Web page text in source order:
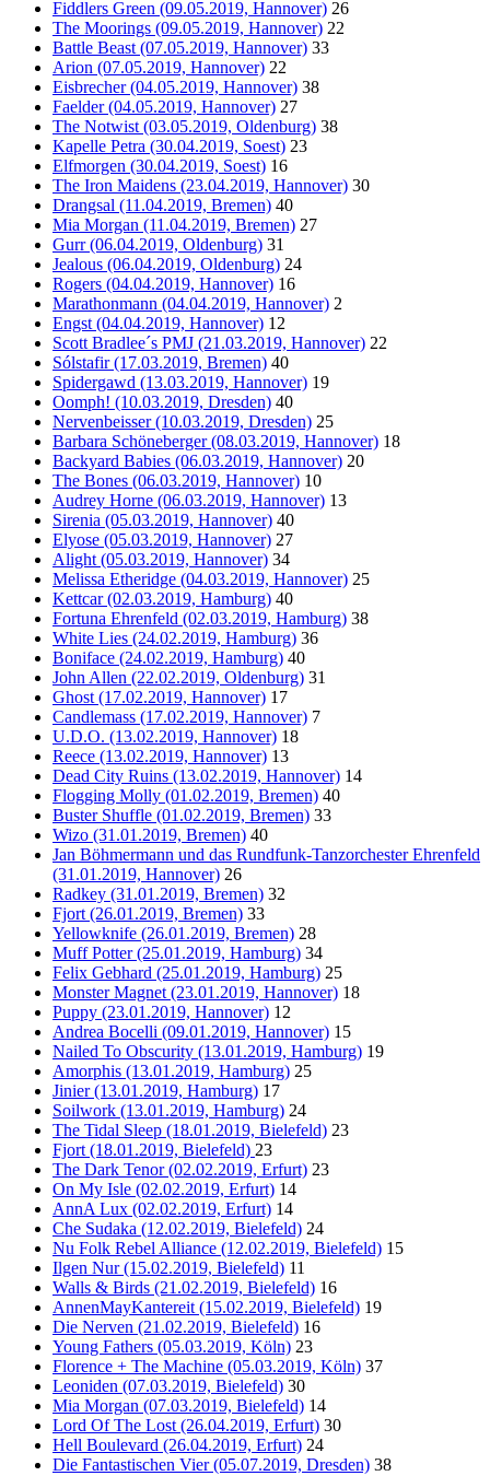
Fiddlers Green (09.05.2019, Hannover) 26
The Moorings (09.05.2019, Hannover) 22
Battle Beast (07.05.2019, Hannover) 33
Arion (07.05.2019, Hannover) 22
Eisbrecher (04.05.2019, Hannover) 38
Faelder (04.05.2019, Hannover) 27
The Notwist (03.05.2019, Oldenburg) 38
Kapelle Petra (30.04.2019, Soest) 23
Elfmorgen (30.04.2019, Soest) 16
The Iron Maidens (23.04.2019, Hannover) 30
Drangsal (11.04.2019, Bremen) 40
Mia Morgan (11.04.2019, Bremen) 27
Gurr (06.04.2019, Oldenburg) 31
Jealous (06.04.2019, Oldenburg) 24
Rogers (04.04.2019, Hannover) 16
Marathonmann (04.04.2019, Hannover) 2
Engst (04.04.2019, Hannover) 12
Scott Bradlee´s PMJ (21.03.2019, Hannover) 22
Sólstafir (17.03.2019, Bremen) 40
Spidergawd (13.03.2019, Hannover) 19
Oomph! (10.03.2019, Dresden) 40
Nervenbeisser (10.03.2019, Dresden) 25
Barbara Schöneberger (08.03.2019, Hannover) 18
Backyard Babies (06.03.2019, Hannover) 20
The Bones (06.03.2019, Hannover) 10
Audrey Horne (06.03.2019, Hannover) 13
Sirenia (05.03.2019, Hannover) 40
Elyose (05.03.2019, Hannover) 27
Alight (05.03.2019, Hannover) 34
Melissa Etheridge (04.03.2019, Hannover) 25
Kettcar (02.03.2019, Hamburg) 40
Fortuna Ehrenfeld (02.03.2019, Hamburg) 38
White Lies (24.02.2019, Hamburg) 36
Boniface (24.02.2019, Hamburg) 40
John Allen (22.02.2019, Oldenburg) 31
Ghost (17.02.2019, Hannover) 17
Candlemass (17.02.2019, Hannover) 7
U.D.O. (13.02.2019, Hannover) 18
Reece (13.02.2019, Hannover) 13
Dead City Ruins (13.02.2019, Hannover) 14
Flogging Molly (01.02.2019, Bremen) 40
Buster Shuffle (01.02.2019, Bremen) 33
Wizo (31.01.2019, Bremen) 40
Jan Böhmermann und das Rundfunk-Tanzorchester Ehrenfeld
(31.01.2019, Hannover) 26
Radkey (31.01.2019, Bremen) 32
Fjort (26.01.2019, Bremen) 33
Yellowknife (26.01.2019, Bremen) 28
Muff Potter (25.01.2019, Hamburg) 34
Felix Gebhard (25.01.2019, Hamburg) 25
Monster Magnet (23.01.2019, Hannover) 18
Puppy (23.01.2019, Hannover) 12
Andrea Bocelli (09.01.2019, Hannover) 15
Nailed To Obscurity (13.01.2019, Hamburg) 19
Amorphis (13.01.2019, Hamburg) 25
Jinier (13.01.2019, Hamburg) 17
Soilwork (13.01.2019, Hamburg) 24
The Tidal Sleep (18.01.2019, Bielefeld) 23
Fjort (18.01.2019, Bielefeld) 23
The Dark Tenor (02.02.2019, Erfurt) 23
On My Isle (02.02.2019, Erfurt) 14
AnnA Lux (02.02.2019, Erfurt) 14
Che Sudaka (12.02.2019, Bielefeld) 24
Nu Folk Rebel Alliance (12.02.2019, Bielefeld) 15
Ilgen Nur (15.02.2019, Bielefeld) 11
Walls & Birds (21.02.2019, Bielefeld) 16
AnnenMayKantereit (15.02.2019, Bielefeld) 19
Die Nerven (21.02.2019, Bielefeld) 16
Young Fathers (05.03.2019, Köln) 23
Florence + The Machine (05.03.2019, Köln) 37
Leoniden (07.03.2019, Bielefeld) 30
Mia Morgan (07.03.2019, Bielefeld) 14
Lord Of The Lost (26.04.2019, Erfurt) 30
Hell Boulevard (26.04.2019, Erfurt) 24
Die Fantastischen Vier (05.07.2019, Dresden) 38